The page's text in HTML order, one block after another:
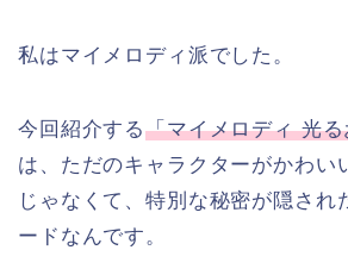
私はマイメロディ派でした。
今回紹介する「マイメロディ 光
は、ただのキャラクターがかわい
じゃなくて、特別な秘密が隠され
ードなんです。